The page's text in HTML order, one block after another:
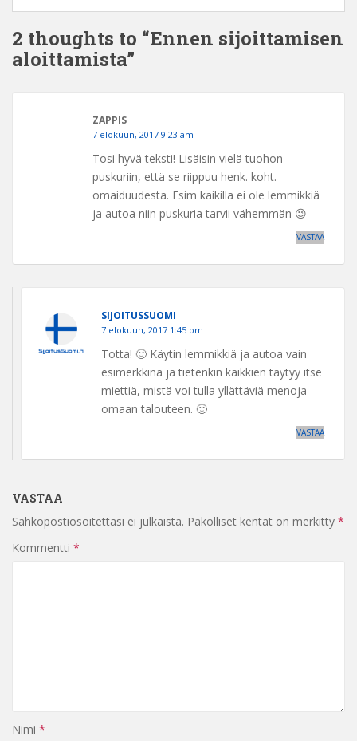
2 thoughts to “Ennen sijoittamisen
aloittamista”
ZAPPIS
7 elokuun, 2017 9:23 am
Tosi hyvä teksti! Lisäisin vielä tuohon
puskuriin, että se riippuu henk. koht.
omaiduudesta. Esim kaikilla ei ole lemmikkiä
ja autoa niin puskuria tarvii vähemmän 😉
VASTAA
SIJOITUSSUOMI
7 elokuun, 2017 1:45 pm
Totta! 🙂 Käytin lemmikkiä ja autoa vain
esimerkkinä ja tietenkin kaikkien täytyy itse
miettiä, mistä voi tulla yllättäviä menoja
omaan talouteen. 🙂
VASTAA
VASTAA
Sähköpostiosoitettasi ei julkaista. Pakolliset kentät on merkitty *
Kommentti *
Nimi *